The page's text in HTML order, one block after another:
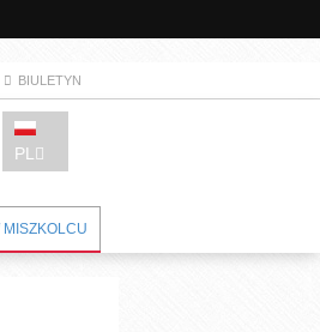
BIULETYN
PL
MISZKOLCU